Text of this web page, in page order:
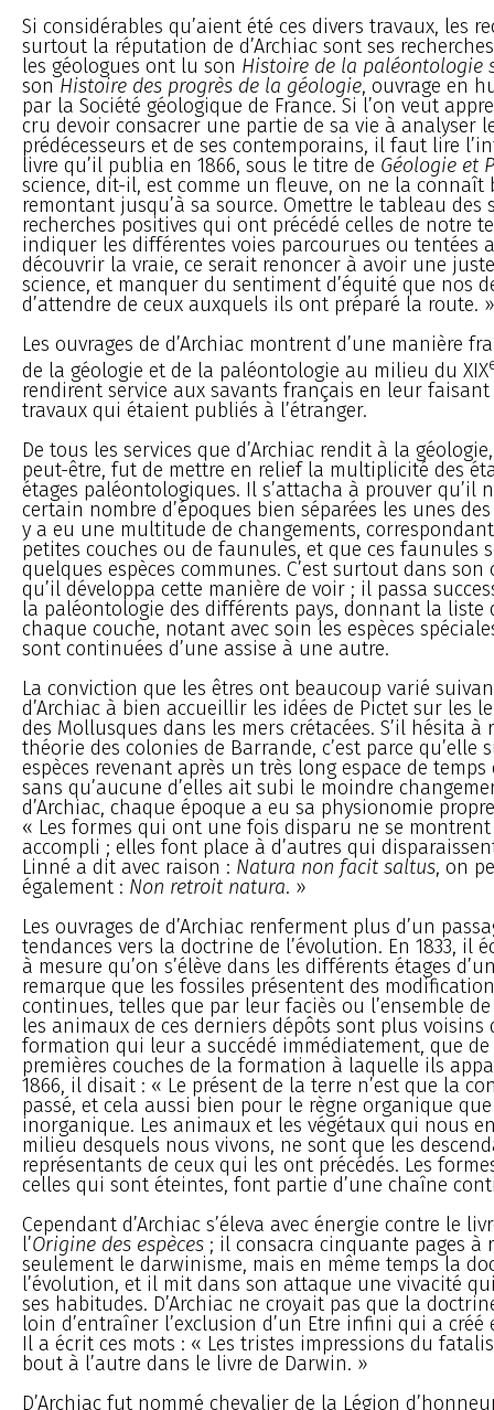
Si considérables qu’aient été ces divers travaux, les
surtout la réputation de d’Archiac sont ses
les géologues ont lu son Histoire de la paléontologie
son Histoire des progrès de la géologie, ouvrage en
par la Société géologique de France. Si l’on veut
cru devoir consacrer une partie de sa vie à analyser
prédécesseurs et de ses contemporains, il faut lire
livre qu’il publia en 1866, sous le titre de Géologie et
science, dit-il, est comme un fleuve, on ne la connaît
remontant jusqu’à sa source. Omettre le tableau des
recherches positives qui ont précédé celles de notre
indiquer les différentes voies parcourues ou tentées
découvrir la vraie, ce serait renoncer à avoir une
science, et manquer du sentiment d’équité que nos
d’attendre de ceux auxquels ils ont préparé la route. »
Les ouvrages de d’Archiac montrent d’une manière
de la géologie et de la paléontologie au milieu du XIX
rendirent service aux savants français en leur
travaux qui étaient publiés à l’étranger.
De tous les services que d’Archiac rendit à la
peut-être, fut de mettre en relief la multiplicité des
étages paléontologiques. Il s’attacha à prouver qu’il
certain nombre d’époques bien séparées les unes
y a eu une multitude de changements,
petites couches ou de faunules, et que ces faunules
quelques espèces communes. C’est surtout dans
qu’il développa cette manière de voir ; il passa
la paléontologie des différents pays, donnant la liste
chaque couche, notant avec soin les espèces
sont continuées d’une assise à une autre.
La conviction que les êtres ont beaucoup varié
d’Archiac à bien accueillir les idées de Pictet sur les
des Mollusques dans les mers crétacées. S’il hésita
théorie des colonies de Barrande, c’est parce qu’elle
espèces revenant après un très long espace de
sans qu’aucune d’elles ait subi le moindre
d’Archiac, chaque époque a eu sa physionomie
« Les formes qui ont une fois disparu ne se
accompli ; elles font place à d’autres qui
Linné a dit avec raison : Natura non facit saltus, on
également : Non retroit natura. »
Les ouvrages de d’Archiac renferment plus d’un
tendances vers la doctrine de l’évolution. En 1833, il
à mesure qu’on s’élève dans les différents étages
remarque que les fossiles présentent des
continues, telles que par leur faciès ou l’ensemble
les animaux de ces derniers dépôts sont plus voisins
formation qui leur a succédé immédiatement, que de
premières couches de la formation à laquelle ils
1866, il disait : « Le présent de la terre n’est que la
passé, et cela aussi bien pour le règne organique
inorganique. Les animaux et les végétaux qui nous
milieu desquels nous vivons, ne sont que les
représentants de ceux qui les ont précédés. Les
celles qui sont éteintes, font partie d’une chaîne
Cependant d’Archiac s’éleva avec énergie contre le
l’Origine des espèces ; il consacra cinquante pages à
seulement le darwinisme, mais en même temps la
l’évolution, et il mit dans son attaque une vivacité
ses habitudes. D’Archiac ne croyait pas que la
loin d’entraîner l’exclusion d’un Etre infini qui a
Il a écrit ces mots : « Les tristes impressions du
bout à l’autre dans le livre de Darwin. »
D’Archiac fut nommé chevalier de la Légion